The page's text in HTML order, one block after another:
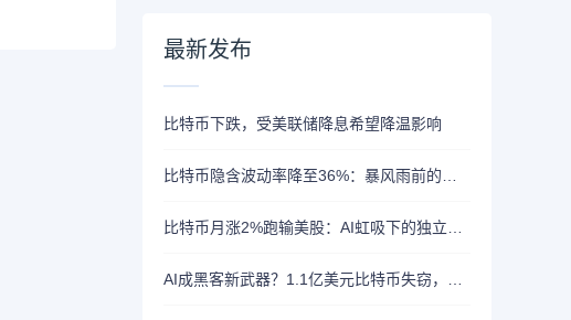
最新发布
比特币下跌，受美联储降息希望降温影响